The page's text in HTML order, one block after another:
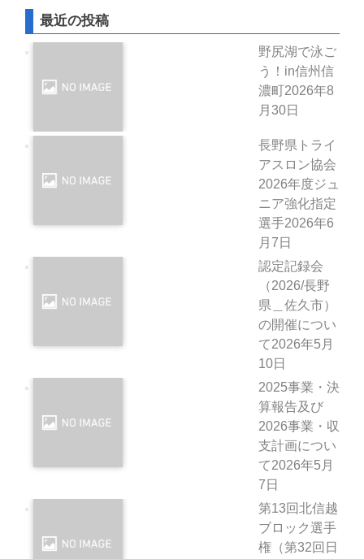
最近の投稿
野尻湖で泳ご
う！in信州信
濃町 2026年8
月30日
長野県トライ
アスロン協会
2026年度ジュ
ニア強化指定
選手2026年6
月7日
認定記録会
（2026/長野
県＿佐久市）
の開催につい
て2026年5月
10日
2025事業・決
算報告及び
2026事業・収
支計画につい
て2026年5月
7日
第13回北信越
ブロック選手
権（第32回日